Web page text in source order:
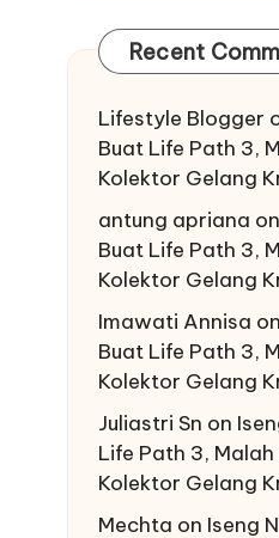
Recent
Lifestyle Blogger
Buat Life Path 3,
Kolektor Gelang
antung apriana on
Buat Life Path 3,
Kolektor Gelang
Imawati Annisa on
Buat Life Path 3,
Kolektor Gelang
Juliastri Sn on
Life Path 3,
Kolektor Gelang
Mechta on Iseng